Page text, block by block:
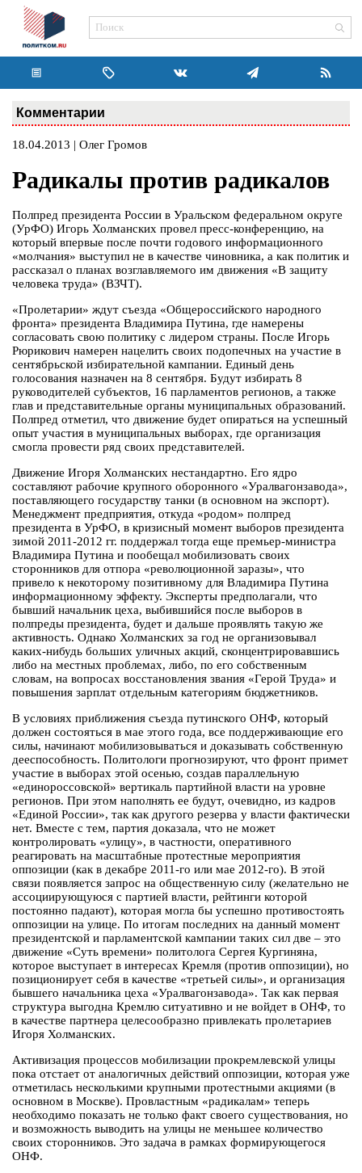
Комментарии
18.04.2013 | Олег Громов
Радикалы против радикалов
Полпред президента России в Уральском федеральном округе
(УрФО) Игорь Холманских провел пресс-конференцию, на
который впервые после почти годового информационного
«молчания» выступил не в качестве чиновника, а как политик и
рассказал о планах возглавляемого им движения «В защиту
человека труда» (ВЗЧТ).
«Пролетарии» ждут съезда «Общероссийского народного
фронта» президента Владимира Путина, где намерены
согласовать свою политику с лидером страны. После Игорь
Рюрикович намерен нацелить своих подопечных на участие в
сентябрьской избирательной кампании. Единый день
голосования назначен на 8 сентября. Будут избирать 8
руководителей субъектов, 16 парламентов регионов, а также
глав и представительные органы муниципальных образований.
Полпред отметил, что движение будет опираться на успешный
опыт участия в муниципальных выборах, где организация
смогла провести ряд своих представителей.
Движение Игоря Холманских нестандартно. Его ядро
составляют рабочие крупного оборонного «Уралвагонзавода»,
поставляющего государству танки (в основном на экспорт).
Менеджмент предприятия, откуда «родом» полпред
президента в УрФО, в кризисный момент выборов президента
зимой 2011-2012 гг. поддержал тогда еще премьер-министра
Владимира Путина и пообещал мобилизовать своих
сторонников для отпора «революционной заразы», что
привело к некоторому позитивному для Владимира Путина
информационному эффекту. Эксперты предполагали, что
бывший начальник цеха, выбившийся после выборов в
полпреды президента, будет и дальше проявлять такую же
активность. Однако Холманских за год не организовывал
каких-нибудь больших уличных акций, сконцентрировавшись
либо на местных проблемах, либо, по его собственным
словам, на вопросах восстановления звания «Герой Труда» и
повышения зарплат отдельным категориям бюджетников.
В условиях приближения съезда путинского ОНФ, который
должен состояться в мае этого года, все поддерживающие его
силы, начинают мобилизовываться и доказывать собственную
дееспособность. Политологи прогнозируют, что фронт примет
участие в выборах этой осенью, создав параллельную
«единороссовской» вертикаль партийной власти на уровне
регионов. При этом наполнять ее будут, очевидно, из кадров
«Единой России», так как другого резерва у власти фактически
нет. Вместе с тем, партия доказала, что не может
контролировать «улицу», в частности, оперативного
реагировать на масштабные протестные мероприятия
оппозиции (как в декабре 2011-го или мае 2012-го). В этой
связи появляется запрос на общественную силу (желательно не
ассоциирующуюся с партией власти, рейтинги которой
постоянно падают), которая могла бы успешно противостоять
оппозиции на улице. По итогам последних на данный момент
президентской и парламентской кампании таких сил две – это
движение «Суть времени» политолога Сергея Кургиняна,
которое выступает в интересах Кремля (против оппозиции), но
позиционирует себя в качестве «третьей силы», и организация
бывшего начальника цеха «Уралвагонзавода». Так как первая
структура выгодна Кремлю ситуативно и не войдет в ОНФ, то
в качестве партнера целесообразно привлекать пролетариев
Игоря Холманских.
Активизация процессов мобилизации прокремлевской улицы
пока отстает от аналогичных действий оппозиции, которая уже
отметилась несколькими крупными протестными акциями (в
основном в Москве). Провластным «радикалам» теперь
необходимо показать не только факт своего существования, но
и возможность выводить на улицы не меньшее количество
своих сторонников. Это задача в рамках формирующегося
ОНФ.